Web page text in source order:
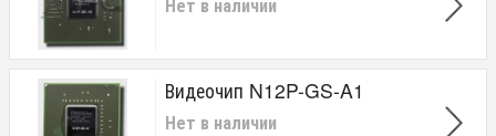
Видеочип N12P-GS-A1
Нет в наличии